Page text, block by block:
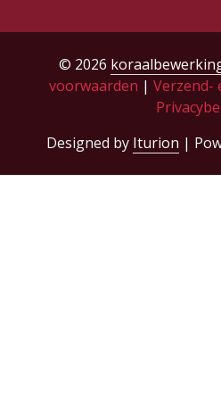
© 2026
voorwaarden | Verzend-
Designed by Iturion |